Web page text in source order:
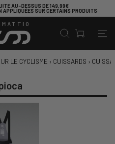
AU-DESSUS DE 149,99€
SUR CERTAINS PRODUITS
LE CYCLISME › CUISSARDS ›